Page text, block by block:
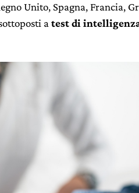
Unito, Spagna, Francia,
a test di